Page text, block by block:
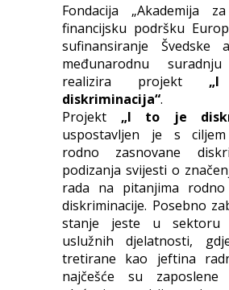
Fondacija „Akademija
financijsku podršku
sufinansiranje Švedske
međunarodnu
realizira projekt
diskriminacija“.
Projekt „I to je
uspostavljen je s ciljem
rodno zasnovane
podizanja svijesti o
rada na pitanjima rodno
diskriminacije. Posebno
stanje jeste u sektoru
uslužnih djelatnosti,
tretirane kao jeftina
najčešće su